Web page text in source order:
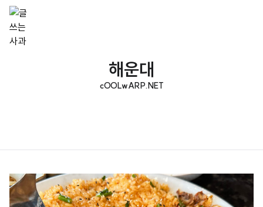
해운대
cOOLwARP.NET